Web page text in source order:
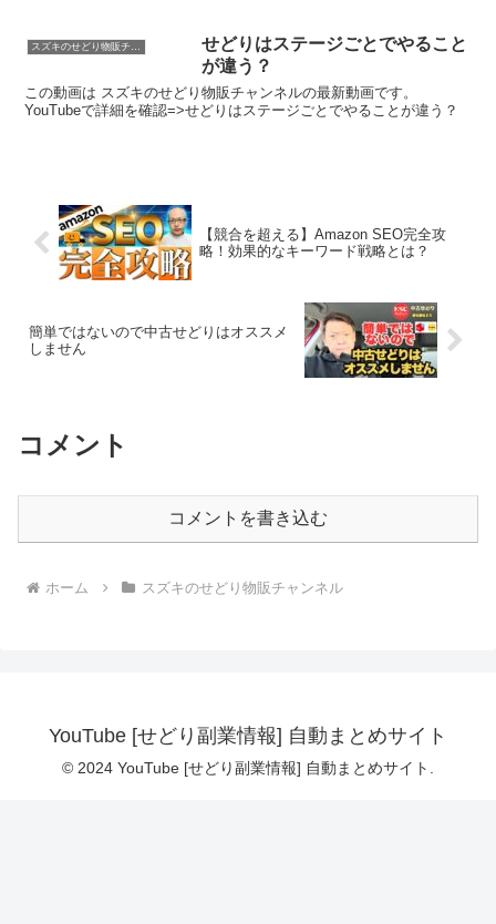
スズキのせどり物販チャンネル
せどりはステージごとでやること
が違う？
この動画は スズキのせどり物販チャンネルの最新動画です。
YouTubeで詳細を確認=>せどりはステージごとでやることが違う？
【競合を超える】Amazon SEO完全攻
略！効果的なキーワード戦略とは？
簡単ではないので中古せどりはオススメ
しません
コメント
コメントを書き込む
ホーム スズキのせどり物販チャンネル
YouTube [せどり副業情報] 自動まとめサイト
© 2024 YouTube [せどり副業情報] 自動まとめサイト.